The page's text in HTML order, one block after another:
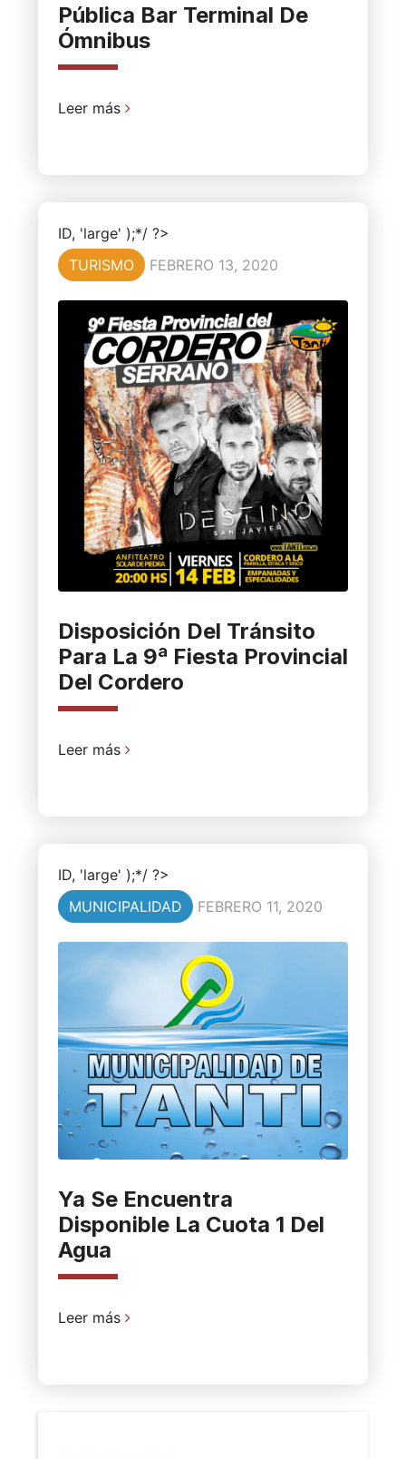
Pública Bar Terminal De
Ómnibus
Leer más
ID, 'large' );*/ ?>
TURISMO
FEBRERO 13, 2020
Disposición Del Tránsito
Para La 9ª Fiesta Provincial
Del Cordero
Leer más
ID, 'large' );*/ ?>
MUNICIPALIDAD
FEBRERO 11, 2020
Ya Se Encuentra
Disponible La Cuota 1 Del
Agua
Leer más